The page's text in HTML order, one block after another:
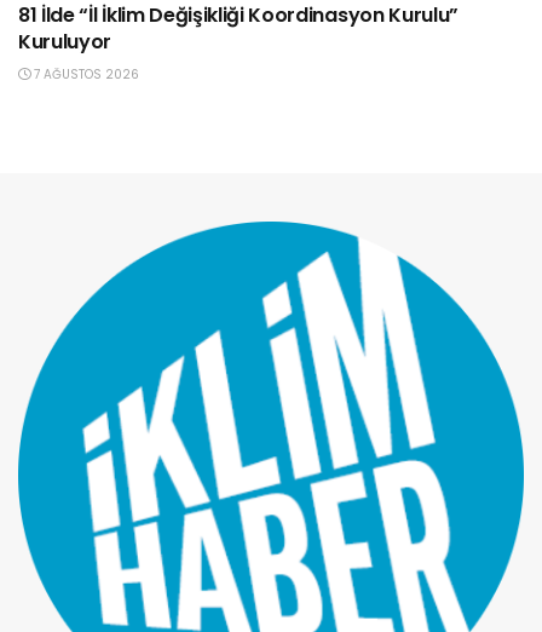
81 İlde “İl İklim Değişikliği Koordinasyon Kurulu”
Kuruluyor
7 AĞUSTOS 2026